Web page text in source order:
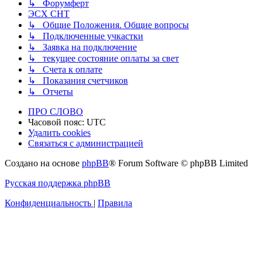
↳ Форумферт
ЭСХ СНТ
↳ Общие Положения. Общие вопросы
↳ Подключенные учкастки
↳ Заявка на подключение
↳ текущее состояние оплаты за свет
↳ Счета к оплате
↳ Показания счетчиков
↳ Отчеты
ПРО СЛОВО
Часовой пояс: UTC
Удалить cookies
Связаться с администрацией
Создано на основе phpBB® Forum Software © phpBB Limited
Русская поддержка phpBB
Конфиденциальность | Правила